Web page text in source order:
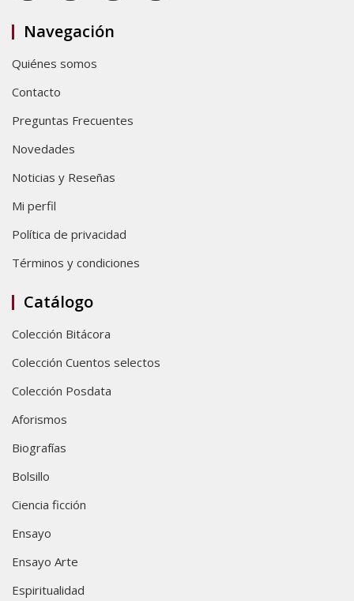
Navegación
Quiénes somos
Contacto
Preguntas Frecuentes
Novedades
Noticias y Reseñas
Mi perfil
Política de privacidad
Términos y condiciones
Catálogo
Colección Bitácora
Colección Cuentos selectos
Colección Posdata
Aforismos
Biografías
Bolsillo
Ciencia ficción
Ensayo
Ensayo Arte
Espiritualidad